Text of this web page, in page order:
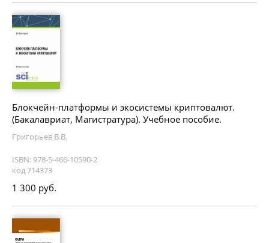
Блокчейн-платформы и экосистемы криптовалют.
(Бакалавриат, Магистратура). Учебное пособие.
Григорьев В.В.
ISBN: 978-5-466-10590-2
код 714373
1 300 руб.